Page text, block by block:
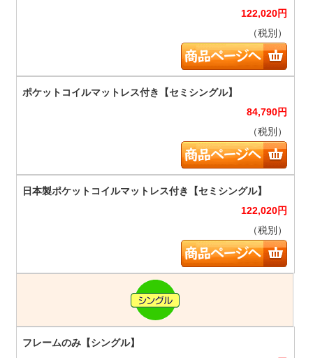
122,020円
（税別）
84,790円
（税別）
122,020円
（税別）